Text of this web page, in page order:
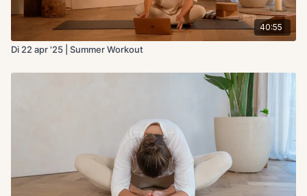
40:55
Di 22 apr '25 | Summer Workout